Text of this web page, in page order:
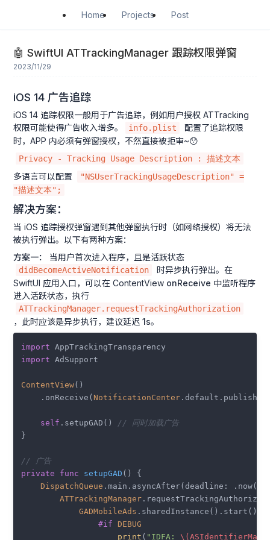
Home Projects Post
🤖️ SwiftUI ATTrackingManager 跟踪权限弹窗
2023/11/29
iOS 14 广告追踪
iOS 14 追踪权限一般用于广告追踪，例如用户授权 ATTracking
权限可能使得广告收入增多。
info.plist
配置了追踪权限
时，APP 内必须有弹窗授权，不然直接被拒审~😯
Privacy - Tracking Usage Description : 描述文本
多语言可以配置
"NSUserTrackingUsageDescription" =
"描述文本";
解决方案：
当 iOS 追踪授权弹窗遇到其他弹窗执行时（如网络授权）将无法
被执行弹出。以下有两种方案：
方案一：
当用户首次进入程序，且是活跃状态
didBecomeActiveNotification
时异步执行弹出。在
SwiftUI 应用入口，可以在 ContentView onReceive 中监听程序
进入活跃状态，执行
ATTrackingManager.requestTrackingAuthorization
，此时应该是异步执行，建议延迟1s。
import
import AdSupport
ContentView()
    .onReceive(
NotificationCenter
self .setupGAD() // 同时加载广告
}
// 广告
private
func setupGAD () {
DispatchQueue .main.asyncAfter(deadline: .now()
ATTrackingManager
GADMobileAds .sharedInstance().start()
#if
DEBUG
print ( "IDFA: